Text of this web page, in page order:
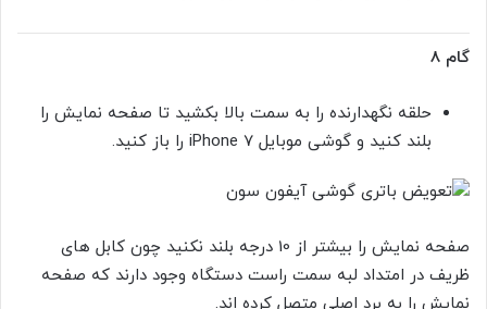
گام 8
حلقه نگهدارنده را به سمت بالا بکشید تا صفحه نمایش را
بلند کنید و گوشی موبایل iPhone 7 را باز کنید.
صفحه نمایش را بیشتر از 10 درجه بلند نکنید چون کابل های
ظریف در امتداد لبه سمت راست دستگاه وجود دارند که صفحه
نمایش را به برد اصلی متصل کرده اند.